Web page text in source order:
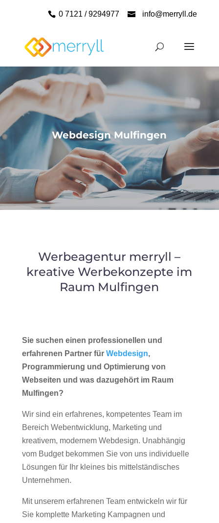
0 7121 / 9294977 info@merryll.de
Webdesign Mulfingen
Werbeagentur merryll –
kreative Werbekonzepte im
Raum Mulfingen
Sie suchen einen professionellen und
erfahrenen Partner für Webdesign,
Programmierung und Optimierung von
Webseiten und was dazugehört im Raum
Mulfingen?
Wir sind ein erfahrenes, kompetentes Team im
Bereich Webentwicklung, Marketing und
kreativem, modernem Webdesign. Unabhängig
vom Budget bekommen Sie von uns individuelle
Lösungen für Ihr kleines bis mittelständisches
Unternehmen.
Mit unserem erfahrenen Team entwickeln wir für
Sie komplette Marketing Kampagnen und